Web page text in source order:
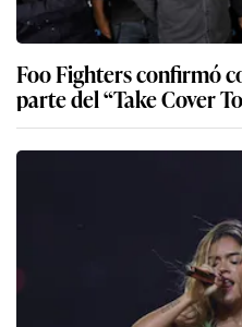
Foo Fighters confirmó
parte del “Take Cover